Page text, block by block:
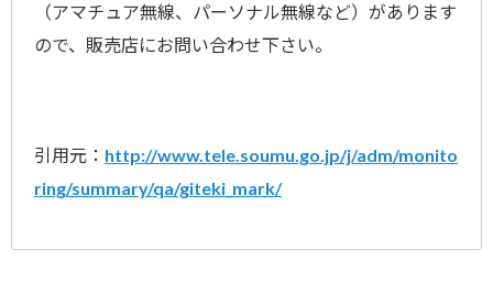
（アマチュア無線、パーソナル無線など）があります
ので、販売店にお問い合わせ下さい。
引用元： http://www.tele.soumu.go.jp/j/adm/monito
ring/summary/qa/giteki_mark/